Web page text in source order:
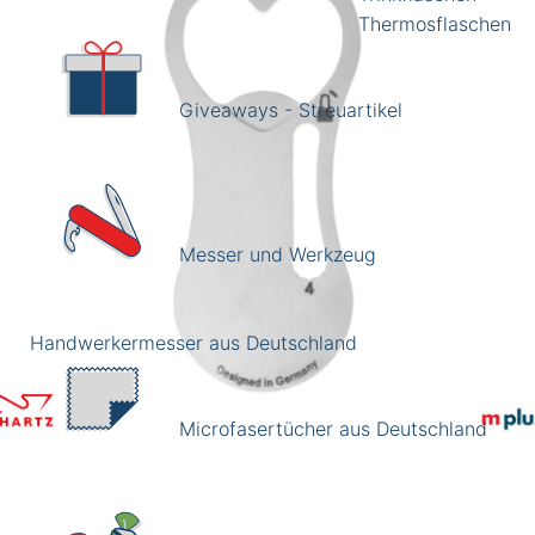
Thermosflaschen
Giveaways - Streuartikel
Messer und Werkzeug
Handwerkermesser aus Deutschland
Microfasertücher aus Deutschland